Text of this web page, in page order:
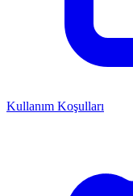
Kullanım Koşulları